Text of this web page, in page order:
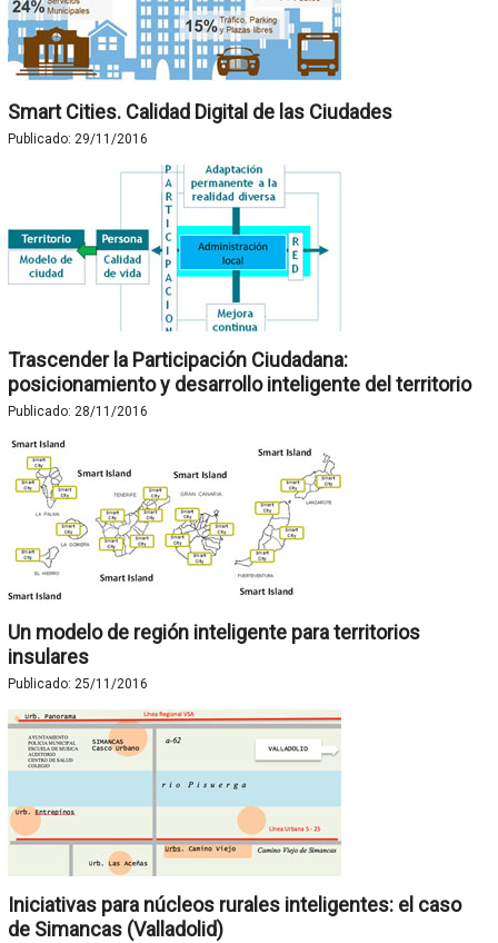
Smart Cities. Calidad Digital de las Ciudades
Publicado: 29/11/2016
Trascender la Participación Ciudadana:
posicionamiento y desarrollo inteligente del territorio
Publicado: 28/11/2016
Un modelo de región inteligente para territorios
insulares
Publicado: 25/11/2016
Iniciativas para núcleos rurales inteligentes: el caso
de Simancas (Valladolid)